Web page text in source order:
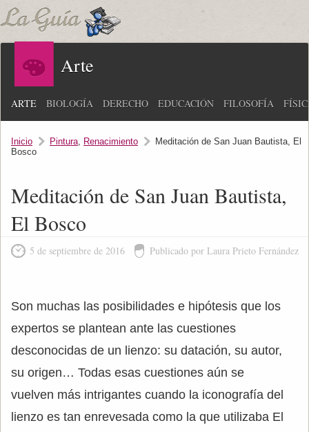
Arte
ARTE BIOLOGÍA DERECHO EDUCACIÓN FILOSOFÍA
Inicio Pintura, Renacimiento
Meditación de San Juan Bautista, El
Bosco
Meditación de San Juan Bautista,
El Bosco
5 de septiembre de 2016 Publicado por Laura Prieto Fernández
Son muchas las posibilidades e hipótesis que los
expertos se plantean ante las cuestiones
desconocidas de un lienzo: su datación, su autor,
su origen… Todas esas cuestiones aún se
vuelven más intrigantes cuando la iconografía del
lienzo es tan enrevesada como la que utilizaba El